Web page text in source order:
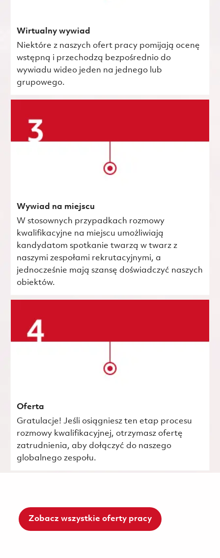
Wirtualny wywiad
Niektóre z naszych ofert pracy pomijają ocenę
wstępną i przechodzą bezpośrednio do
wywiadu wideo jeden na jednego lub
grupowego.
Wywiad na miejscu
W stosownych przypadkach rozmowy
kwalifikacyjne na miejscu umożliwiają
kandydatom spotkanie twarzą w twarz z
naszymi zespołami rekrutacyjnymi, a
jednocześnie mają szansę doświadczyć naszych
obiektów.
Oferta
Gratulacje! Jeśli osiągniesz ten etap procesu
rozmowy kwalifikacyjnej, otrzymasz ofertę
zatrudnienia, aby dołączyć do naszego
globalnego zespołu.
Zobacz wszystkie oferty pracy